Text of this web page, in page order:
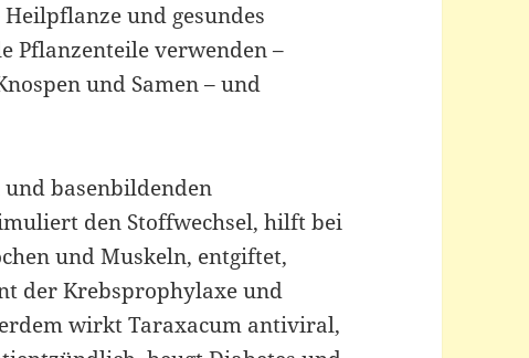
und gesundes
Pflanzenteile verwenden –
und Samen – und
basenbildenden
den Stoffwechsel, hilft bei
und Muskeln, entgiftet,
der Krebsprophylaxe und
wirkt Taraxacum antiviral,